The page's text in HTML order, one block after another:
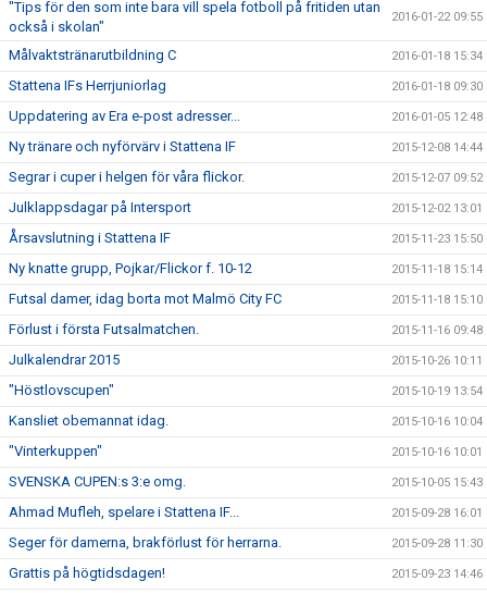
"Tips för den som inte bara vill spela fotboll på fritiden utan
också i skolan"
2016-01-22 09:55
Målvaktstränarutbildning C 2016-01-18 15:34
Stattena IFs Herrjuniorlag 2016-01-18 09:30
Uppdatering av Era e-post adresser... 2016-01-05 12:48
Ny tränare och nyförvärv i Stattena IF 2015-12-08 14:44
Segrar i cuper i helgen för våra flickor. 2015-12-07 09:52
Julklappsdagar på Intersport 2015-12-02 13:01
Årsavslutning i Stattena IF 2015-11-23 15:50
Ny knatte grupp, Pojkar/Flickor f. 10-12 2015-11-18 15:14
Futsal damer, idag borta mot Malmö City FC 2015-11-18 15:10
Förlust i första Futsalmatchen. 2015-11-16 09:48
Julkalendrar 2015 2015-10-26 10:11
"Höstlovscupen" 2015-10-19 13:54
Kansliet obemannat idag. 2015-10-16 10:04
"Vinterkuppen" 2015-10-16 10:01
SVENSKA CUPEN:s 3:e omg. 2015-10-05 15:43
Ahmad Mufleh, spelare i Stattena IF... 2015-09-28 16:01
Seger för damerna, brakförlust för herrarna. 2015-09-28 11:30
Grattis på högtidsdagen! 2015-09-23 14:46